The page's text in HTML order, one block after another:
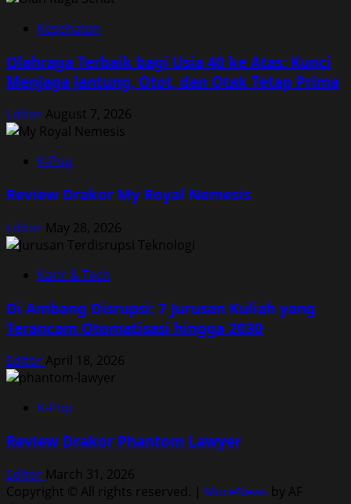
Kesehatan
Olahraga Terbaik bagi Usia 40 ke Atas: Kunci
Menjaga Jantung, Otot, dan Otak Tetap Prima
Editor August 7, 2026
K-Pop
Review Drakor My Royal Nemesis
Editor May 28, 2026
Karir & Tech
Di Ambang Disrupsi: 7 Jurusan Kuliah yang
Terancam Otomatisasi hingga 2030
Editor April 18, 2026
K-Pop
Review Drakor Phantom Lawyer
Editor March 31, 2026
Copyright © All rights reserved. | MoreNews by AF